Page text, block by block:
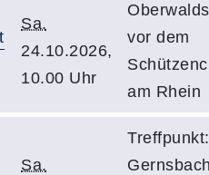
Sa.
24.10.2026,
10.00 Uhr
vor dem
am Rhein
Sa.
Treffpunkt: